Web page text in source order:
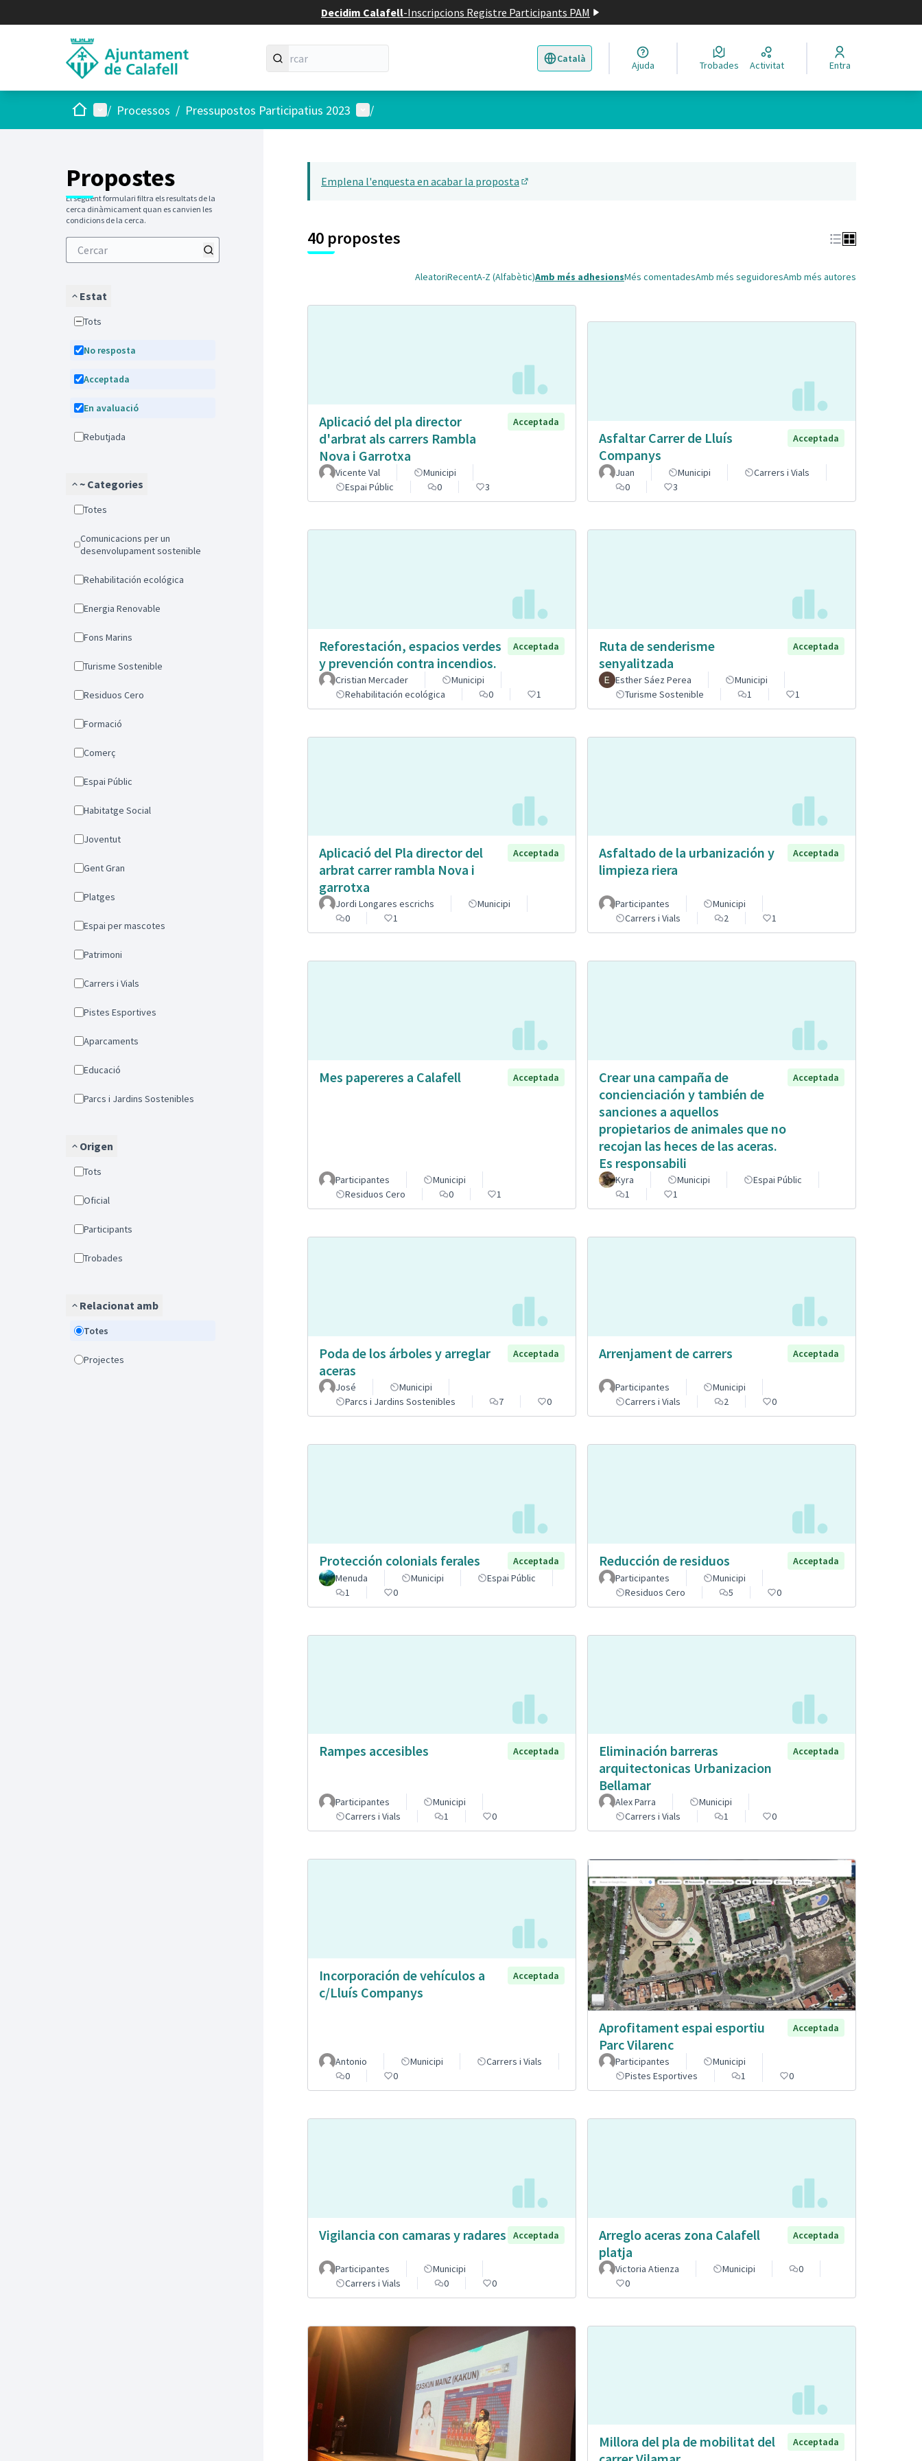
Decidim Calafell-Inscripcions Registre Participants PAM
Català
Triar la llengua Elegir el idioma
Ajuda Trobades Activitat Entra
Inici Menú principal
/ Processos / Pressupostos Participatius 2023 Menú d'usuari
/
Propostes
El següent formulari filtra els resultats de la
cerca dinàmicament quan es canvien les
condicions de la cerca.
Estat
Tots
No resposta
Acceptada
En avaluació
Rebutjada
~ Categories
Totes
Comunicacions per un
desenvolupament sostenible
Rehabilitación ecológica
Energia Renovable
Fons Marins
Turisme Sostenible
Residuos Cero
Formació
Comerç
Espai Públic
Habitatge Social
Joventut
Gent Gran
Platges
Espai per mascotes
Patrimoni
Carrers i Vials
Pistes Esportives
Aparcaments
Educació
Parcs i Jardins Sostenibles
Origen
Tots
Oficial
Participants
Trobades
Relacionat amb
Totes
Projectes
14
Emplena l'enquesta en acabar la proposta
40 propostes
AleatoriRecentA-Z (Alfabètic)Amb més adhesionsMés comentadesAmb més seguidoresAmb més autores
Aplicació del pla director
d'arbrat als carrers Rambla
Nova i Garrotxa
Acceptada
Vicente Val
Municipi
Espai Públic
0 3
Asfaltar Carrer de Lluís
Companys
Acceptada
Juan Municipi
Carrers i Vials
0
3
Reforestación, espacios verdes
y prevención contra incendios.
Acceptada
Cristian Mercader
Municipi
Rehabilitación ecológica
0 1
Ruta de senderisme
senyalitzada
Acceptada
Esther Sáez Perea
Municipi
Turisme Sostenible
1 1
Aplicació del Pla director del
arbrat carrer rambla Nova i
garrotxa
Acceptada
Jordi Longares escrichs
Municipi
0
1
Asfaltado de la urbanización y
limpieza riera
Acceptada
Participantes
Municipi
Carrers i Vials
2 1
Mes papereres a Calafell Acceptada
Participantes
Municipi
Residuos Cero
0 1
Crear una campaña de
concienciación y también de
sanciones a aquellos
propietarios de animales que no
recojan las heces de las aceras.
Es responsabili
Acceptada
Kyra Municipi
Espai Públic
1
1
Poda de los árboles y arreglar
aceras
Acceptada
José
Municipi
Parcs i Jardins Sostenibles
7 0
Arrenjament de carrers Acceptada
Participantes
Municipi
Carrers i Vials
2 0
Protección colonials ferales
Acceptada
Menuda
Municipi
Espai Públic
1
0
Reducción de residuos
Acceptada
Participantes
Municipi
Residuos Cero
5 0
Rampes accesibles Acceptada
Participantes
Municipi
Carrers i Vials
1 0
Eliminación barreras
arquitectonicas Urbanizacion
Bellamar
Acceptada
Alex Parra
Municipi
Carrers i Vials
1 0
Incorporación de vehículos a
c/Lluís Companys
Acceptada
Antonio Municipi
Carrers i Vials
0
0
Aprofitament espai esportiu
Parc Vilarenc
Acceptada
Participantes
Municipi
Pistes Esportives
1 0
Vigilancia con camaras y radares Acceptada
Participantes
Municipi
Carrers i Vials
0 0
Arreglo aceras zona Calafell
platja
Acceptada
Victoria Atienza Municipi
0
0
Millora del pla de mobilitat del
Acceptada